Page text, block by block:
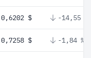
0,6202 $ -14,55 %
0,7258 $ -1,84 %